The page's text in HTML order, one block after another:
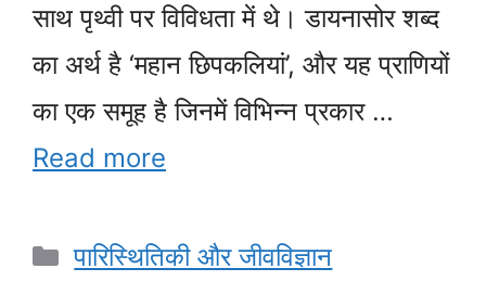
साथ पृथ्वी पर विविधता में थे। डायनासोर शब्द
का अर्थ है ‘महान छिपकलियां’, और यह प्राणियों
का एक समूह है जिनमें विभिन्न प्रकार …
Read more
Categories
पारिस्थितिकी और जीवविज्ञान